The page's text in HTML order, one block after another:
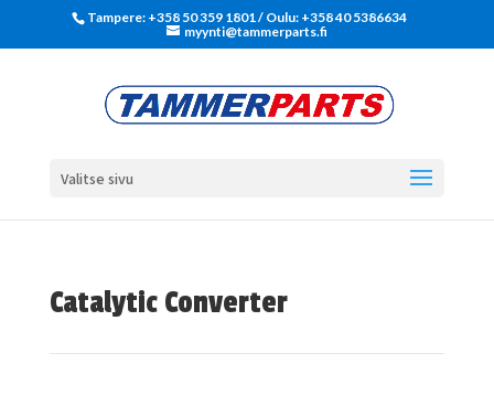
Tampere: +358 50 359 1801‬ / Oulu: +358 40 5386634
myynti@tammerparts.fi
Valitse sivu
Catalytic Converter